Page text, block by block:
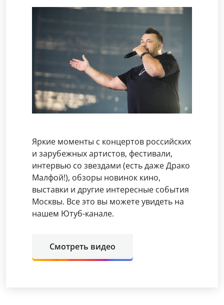
Яркие моменты с концертов российских
и зарубежных артистов, фестивали,
интервью со звездами (есть даже Драко
Малфой!), обзоры новинок кино,
выставки и другие интересные события
Москвы. Все это вы можете увидеть на
нашем Ютуб-канале.
Смотреть видео